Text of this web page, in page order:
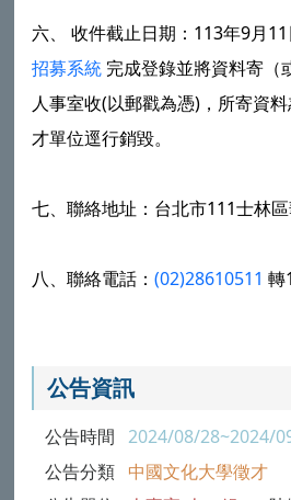
六、 收件截止日期：113年9月
招募系統 完成登錄並將資料寄（
人事室收(以郵戳為憑)，所寄資
才單位逕行銷毀。
七、聯絡地址：台北市111士林
八、聯絡電話：(02)28610511 轉
公告資訊
公告時間 2024/08/28~2024/
公告分類 中國文化大學徵才